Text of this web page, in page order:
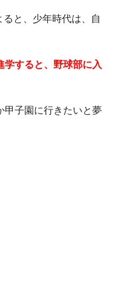
と、少年時代は、自
学すると、野球部に入
甲子園に行きたいと夢